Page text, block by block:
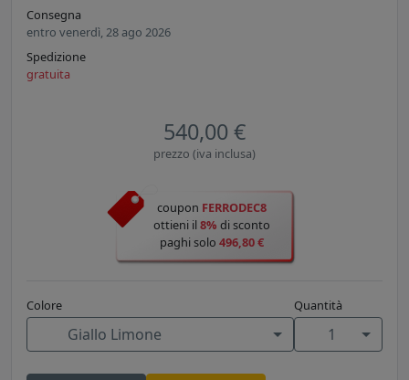
Consegna
entro venerdì, 28 ago 2026
Spedizione
gratuita
540,00 €
prezzo (iva inclusa)
coupon FERRODEC8
ottieni il8% di sconto
paghi solo 496,80 €
Colore
Giallo Limone
Quantità
1